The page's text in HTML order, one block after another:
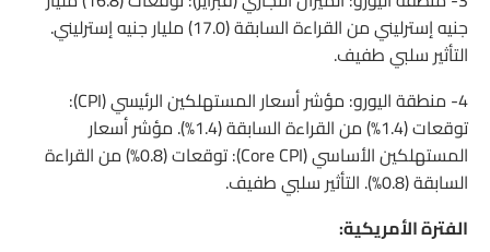
جنيه إسترليني من القراءة السابقة (17.0) مليار جنيه إسترليني.
التأثير سلبي طفيف.
4- منطقة اليورو: مؤشر أسعار المستهلكين الرئيسي (CPI):
توقعات (1.4%) من القراءة السابقة (1.4%). مؤشر أسعار
المستهلكين الأساسي (Core CPI): توقعات (0.8%) من القراءة
السابقة (0.8%). التأثير سلبي طفيف.
الفترة الأمريكية: